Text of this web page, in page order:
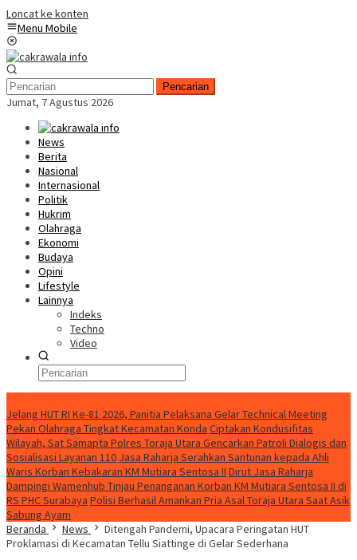
Loncat ke konten
Menu Mobile
Pencarian
Jumat, 7 Agustus 2026
News
Berita
Nasional
Internasional
Politik
Hukrim
Olahraga
Ekonomi
Budaya
Opini
Lifestyle
Lainnya
Indeks
Techno
Video
Jelang HUT RI Ke-81 2026, Panitia Pelaksana Gelar Technical Meeting
Pekan Olahraga Tingkat Kecamatan Konda Ciptakan Kondusifitas
Wilayah, Sat Samapta Polres Toraja Utara Gencarkan Patroli Dialogis dan
Sosialisasi Layanan 110 Jasa Raharja Serahkan Santunan kepada Ahli
Waris Korban Kebakaran KM Mutiara Sentosa II Dirut Jasa Raharja
Dampingi Wamenhub Tinjau Penanganan Korban KM Mutiara Sentosa II di
RS PHC Surabaya Polisi Berhasil Amankan Pria Asal Toraja Utara Saat Asik
Sabung Ayam
Beranda
News
Ditengah Pandemi, Upacara Peringatan HUT
Proklamasi di Kecamatan Tellu Siattinge di Gelar Sederhana